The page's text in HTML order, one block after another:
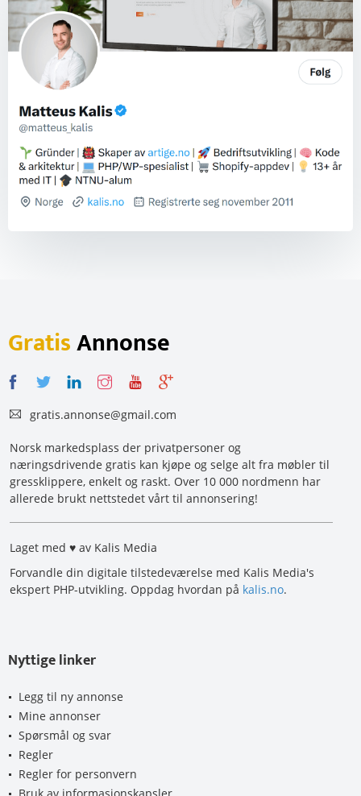
GratisAnnonse
gratis.annonse@gmail.com
Norsk markedsplass der privatpersoner og
næringsdrivende gratis kan kjøpe og selge alt fra møbler til
gressklippere, enkelt og raskt. Over 10 000 nordmenn har
allerede brukt nettstedet vårt til annonsering!
Laget med ♥ av Kalis Media
Forvandle din digitale tilstedeværelse med Kalis Media's
ekspert PHP-utvikling. Oppdag hvordan på kalis.no.
Nyttige linker
Legg til ny annonse
Mine annonser
Spørsmål og svar
Regler
Regler for personvern